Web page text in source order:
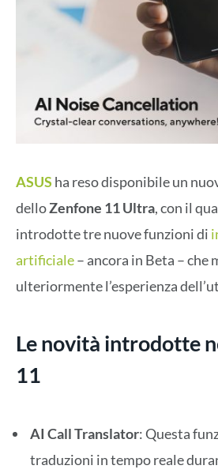
ASUS ha reso disponibile un
delloZenfone 11 Ultra, con il
introdotte tre nuove funzioni di
artificiale– ancora in Beta – che
ulteriormente l’esperienza
Le novità introdotte
11
AI Call Translator: Questa
traduzioni in tempo reale